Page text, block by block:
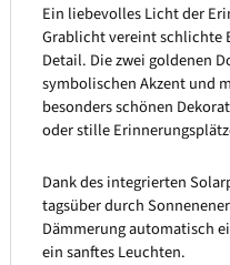
Ein liebevolles Licht der
Grablicht vereint schlichte
Detail. Die zwei goldenen
symbolischen Akzent und
besonders schönen
oder stille
Dank des integrierten
tagsüber durch
Dämmerung automatisch
ein sanftes Leuchten.